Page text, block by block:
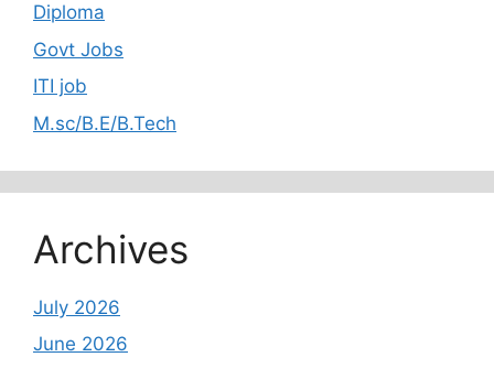
Diploma
Govt Jobs
ITI job
M.sc/B.E/B.Tech
Archives
July 2026
June 2026